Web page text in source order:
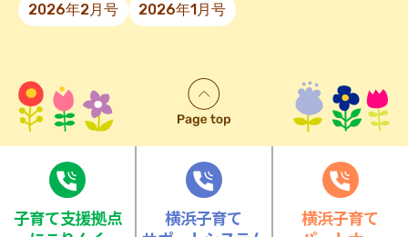
2026年2月号
2026年1月号
⼦育て⽀援拠点
横浜子育て
横浜子育て